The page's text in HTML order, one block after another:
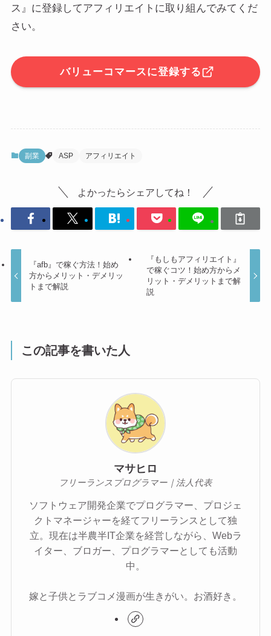
ス』に登録してアフィリエイトに取り組んでみてくだ
さい。
バリューコマースに登録する
副業 ASP アフィリエイト
よかったらシェアしてね！
『afb』で稼ぐ方法！始め
方からメリット・デメリッ
トまで解説
『もしもアフィリエイト』
で稼ぐコツ！始め方からメ
リット・デメリットまで解
説
この記事を書いた人
マサヒロ
フリーランスプログラマー｜法人代表
ソフトウェア開発企業でプログラマー、プロジェ
クトマネージャーを経てフリーランスとして独
立。現在は半農半IT企業を経営しながら、Webラ
イター、ブロガー、プログラマーとしても活動
中。
嫁と子供とラブコメ漫画が生きがい。お酒好き。